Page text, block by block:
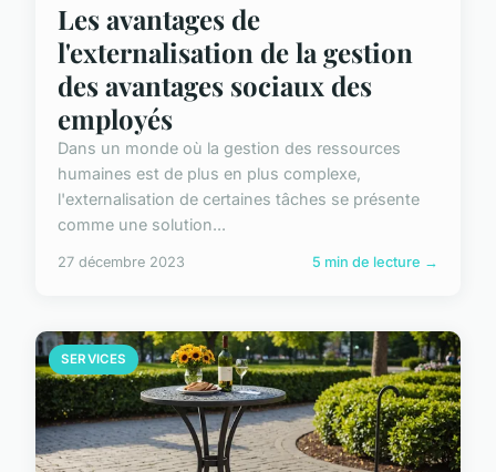
Les avantages de
l'externalisation de la gestion
des avantages sociaux des
employés
Dans un monde où la gestion des ressources
humaines est de plus en plus complexe,
l'externalisation de certaines tâches se présente
comme une solution...
27 décembre 2023 5 min de lecture →
SERVICES